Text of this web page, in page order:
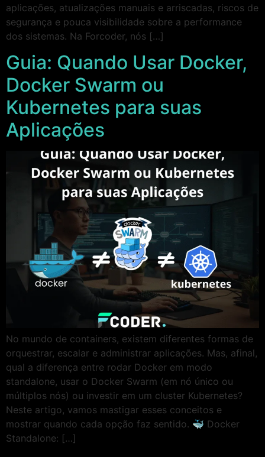
aplicações, atualizações manuais e arriscadas, riscos de
segurança e pouca visibilidade sobre a performance
dos sistemas. Na Forcoder, nós […]
Guia: Quando Usar Docker,
Docker Swarm ou
Kubernetes para suas
Aplicações
No mundo de containers, existem diferentes formas de
orquestrar, escalar e administrar aplicações. Mas, afinal,
qual a diferença entre rodar Docker em modo
standalone, usar o Docker Swarm (em nó único ou
múltiplos nós) ou investir em um cluster Kubernetes?
Neste artigo, vamos mastigar esses conceitos e
mostrar quando cada opção faz sentido. 🐳 Docker
Standalone: […]